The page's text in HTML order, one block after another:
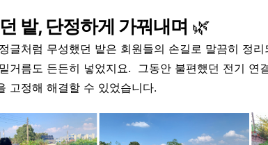
밭, 단정하게 가꿔내며 🌿
글처럼 무성했던 밭은 회원들의 손길로 말끔히 정
거름도 든든히 넣었지요. 그동안 불편했던 전기 연
고정해 해결할 수 있었습니다.